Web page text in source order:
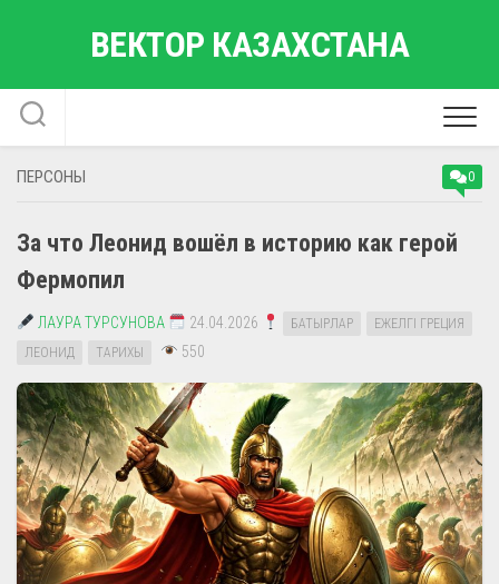
ВЕКТОР КАЗАХСТАНА
ПЕРСОНЫ 0
За что Леонид вошёл в историю как герой
Фермопил
ЛАУРА ТУРСУНОВА 24.04.2026 БАТЫРЛАР
ЕЖЕЛГІ ГРЕЦИЯ
ЛЕОНИД
ТАРИХЫ 550